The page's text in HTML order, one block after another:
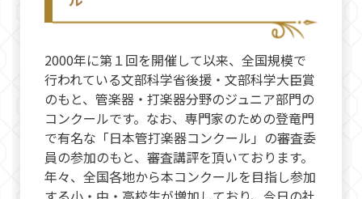
2000年に第１回を開催して以来、全国規模で
行われている文部科学省後援・文部科学大臣賞
のもと、管楽器・打楽器分野のジュニア部門の
コンクールです。なお、専門家のための登竜門
で有名な「日本管打楽器コンクール」の審査委
員の参加のもと、審査講評を頂いております。
年々、全国各地から本コンクールを目指し参加